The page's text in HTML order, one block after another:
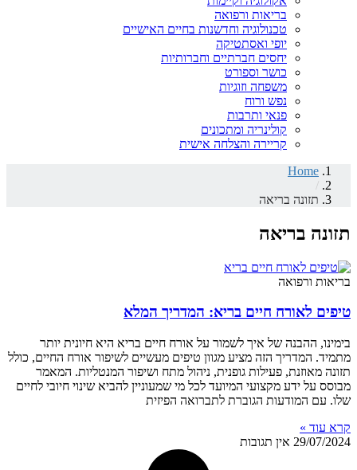
בריאות ורפואה
טכנולוגיה וחדשנות בחיים האישיים
יופי ואסתטיקה
יחסים חברתיים וחברותיות
כושר וספורט
משפחה וזוגיות
נפש ורוח
פנאי ותרבות
קולינריה ומתכונים
קריירה והצלחה אישית
Home
/
תזונה בריאה
תזונה בריאה
בריאות ורפואה
טיפים לאורח חיים בריא: המדריך המלא
בימינו, ההבנה של איך לשמור על אורח חיים בריא היא חיונית יותר
מתמיד. המדריך הזה מציע מגוון טיפים מעשיים לשיפור אורח החיים, כולל
תזונה מאוזנת, פעילות גופנית, ניהול מתח ושיפור המנטליות. המאמר
מבוסס על ידע מקצועי המיועד לכל מי שמעוניין להביא שינוי חיובי לחיים
שלו. עם המודעות הגוברת לתברואה הפיזית
קרא עוד »
29/07/2024 אין תגובות